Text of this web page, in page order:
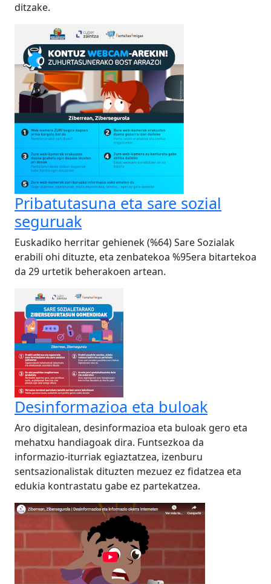
ditzake.
Pribatutasuna eta sare sozial
seguruak
Euskadiko herritar gehienek (%64) Sare Sozialak
erabili ohi dituzte, eta zenbatekoa %95era bitartekoa
da 29 urtetik beherakoen artean.
Desinformazioa eta buloak
Aro digitalean, desinformazioa eta buloak gero eta
mehatxu handiagoak dira. Funtsezkoa da
informazio-iturriak egiaztatzea, izenburu
sentsazionalistak dituzten mezuez ez fidatzea eta
edukia kontrastatu gabe ez partekatzea.